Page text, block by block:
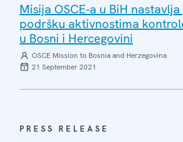
Misija OSCE-a u BiH
podršku aktivnostima
u Bosni i Hercegovini
OSCE Mission to Bosnia and Herzegovina
21 September 2021
PRESS RELEASE